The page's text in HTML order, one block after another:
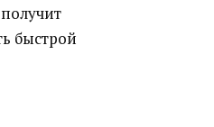
быстрой